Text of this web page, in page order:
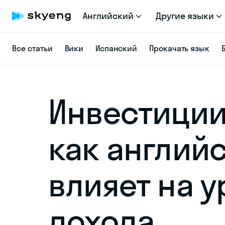
Английский Другие языки
Все статьи Вики Испанский Прокачать язык
как
влияет на